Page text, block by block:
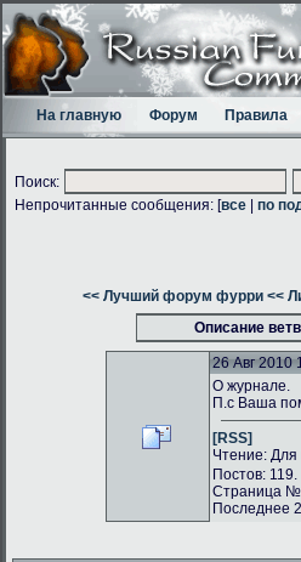
На главную Форум Правила
Поиск:
Непрочитанные сообщения: [все по
<< Лучший форум фурри <<
Описание
26 Авг 2010
О журнале.
П.с Ваша
[RSS]
Чтение: Для
Постов: 119.
Страница №
Последнее